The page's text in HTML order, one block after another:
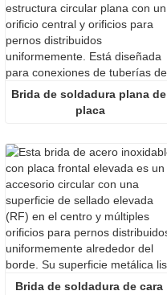
Brida de soldadura plana de
placa
Brida de soldadura de cara